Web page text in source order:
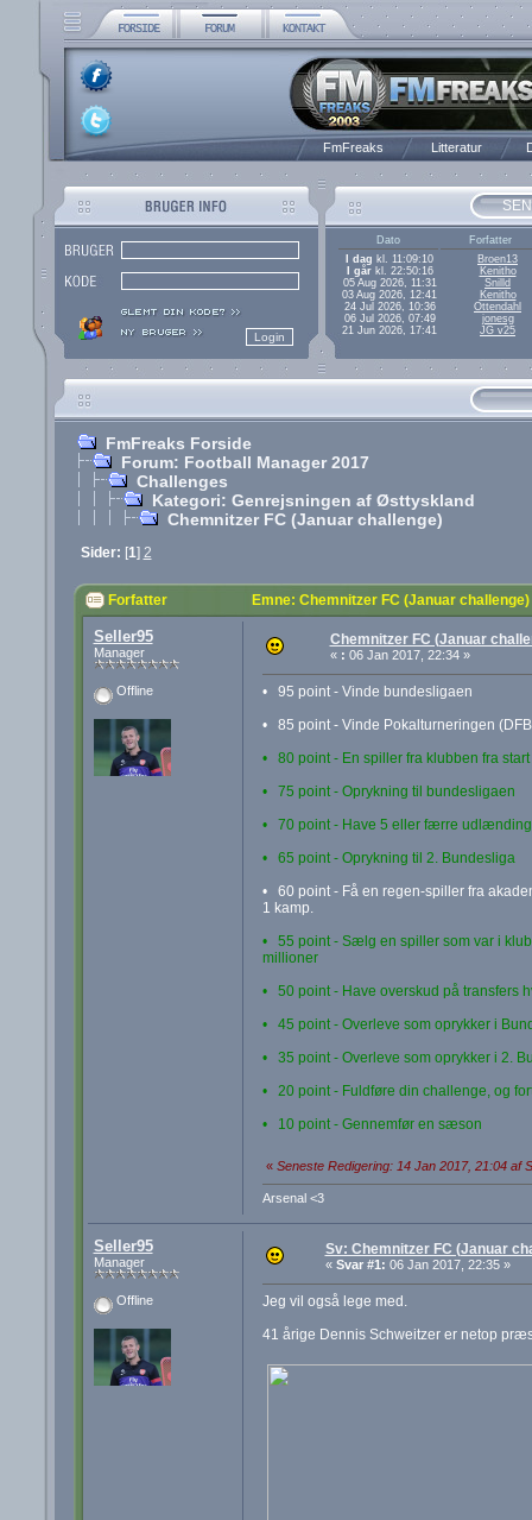
FmFreaks Litteratur
Dato
Forfatter
I dag kl. 11:09:10
Broen13
I gårkl. 22:50:16
Kenitho
05 Aug 2026, 11:31
Snilld
03 Aug 2026, 12:41
Kenitho
24 Jul 2026, 10:36
Ottendahl
06 Jul 2026, 07:49
jonesg
21 Jun 2026, 17:41
JG v25
FmFreaks Forside
Forum: Football Manager 2017
Challenges
Kategori: Genrejsningen af Østtyskland
Chemnitzer FC (Januar challenge)
Sider: [1] 2
Forfatter Emne: Chemnitzer FC (Januar
Seller95
Manager
Offline
Chemnitzer FC (Januar
« : 06 Jan 2017, 22:34 »
• 95 point - Vinde bundesligaen
• 85 point - Vinde Pokalturneringen
• 80 point - En spiller fra klubben fra
• 75 point - Oprykning til bundesligaen
• 70 point - Have 5 eller færre
• 65 point - Oprykning til 2. Bundesliga
• 60 point - Få en regen-spiller fra
1 kamp.
• 55 point - Sælg en spiller som var i
millioner
• 50 point - Have overskud på transfers
• 45 point - Overleve som oprykker i
• 35 point - Overleve som oprykker i 2.
• 20 point - Fuldføre din challenge, og
• 10 point - Gennemfør en sæson
« Seneste Redigering: 14 Jan 2017, 21:04 af
Arsenal <3
Seller95
Manager
Offline
Sv: Chemnitzer FC (Januar
« Svar #1: 06 Jan 2017, 22:35 »
Jeg vil også lege med.
41 årige Dennis Schweitzer er netop